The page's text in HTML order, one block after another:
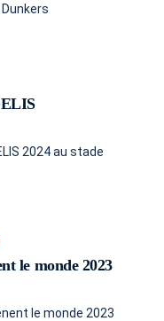
2024 au stade
le monde 2023
le monde 2023